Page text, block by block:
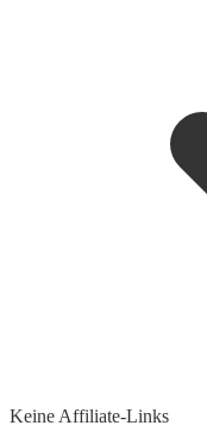
Keine Affiliate-Links